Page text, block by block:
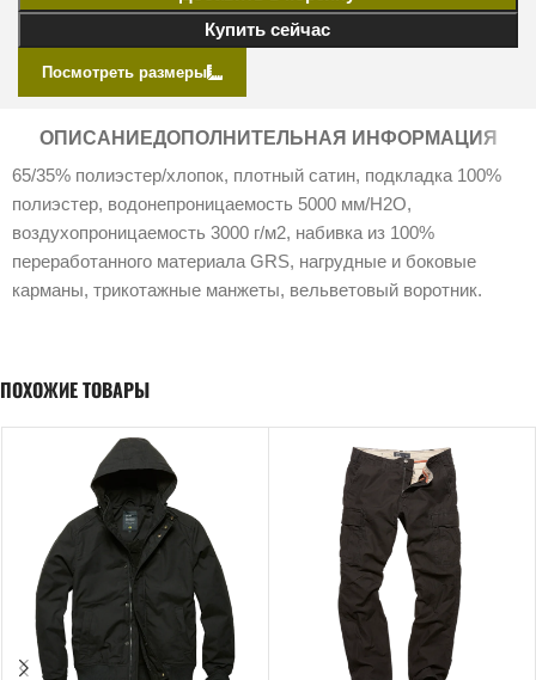
Купить сейчас
Посмотреть размеры
ОПИСАНИЕДОПОЛНИТЕЛЬНАЯ ИНФОРМАЦИЯ
65/35% полиэстер/хлопок, плотный сатин, подкладка 100%
полиэстер, водонепроницаемость 5000 мм/H2O,
воздухопроницаемость 3000 г/м2, набивка из 100%
переработанного материала GRS, нагрудные и боковые
карманы, трикотажные манжеты, вельветовый воротник.
ПОХОЖИЕ ТОВАРЫ